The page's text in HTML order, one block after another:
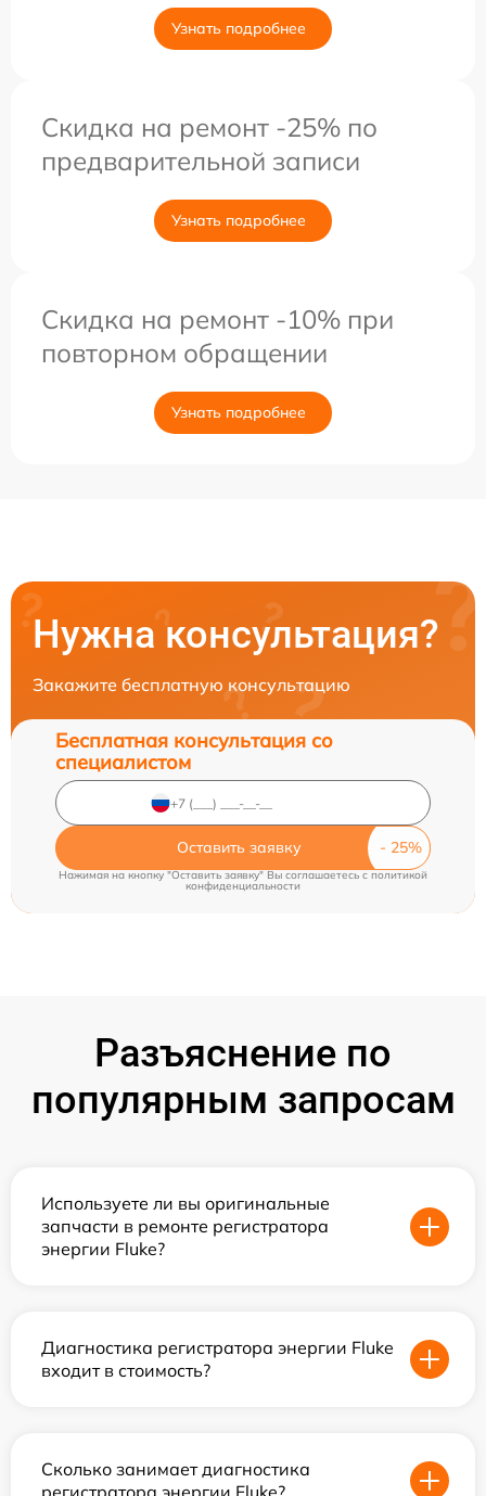
Узнать подробнее
Скидка на ремонт -25% по
предварительной записи
Узнать подробнее
Скидка на ремонт -10% при
повторном обращении
Узнать подробнее
Нужна консультация?
Закажите бесплатную консультацию
Бесплатная консультация со
специалистом
Оставить заявку
Нажимая на кнопку "Оставить заявку" Вы соглашаетесь cполитикой
конфиденциальности
Разъяснение по
популярным запросам
Используете ли вы оригинальные
запчасти в ремонте регистратора
энергии Fluke?
Диагностика регистратора энергии Fluke
входит в стоимость?
Сколько занимает диагностика
регистратора энергии Fluke?